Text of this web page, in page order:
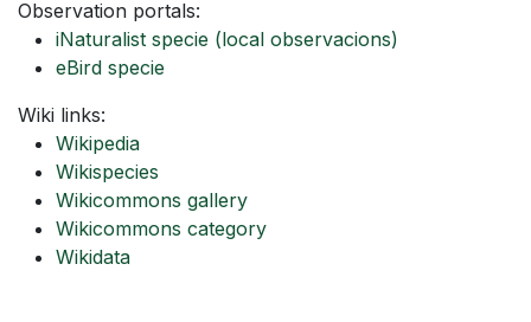
Observation portals:
iNaturalist specie (local observacions)
eBird specie
Wiki links:
Wikipedia
Wikispecies
Wikicommons gallery
Wikicommons category
Wikidata